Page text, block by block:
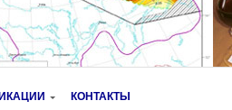
КОНТАКТЫ